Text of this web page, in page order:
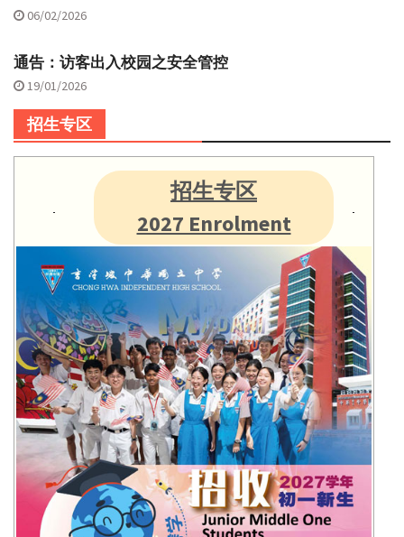
06/02/2026
通告：访客出入校园之安全管控
19/01/2026
招生专区
招生专区
2027 Enrolment